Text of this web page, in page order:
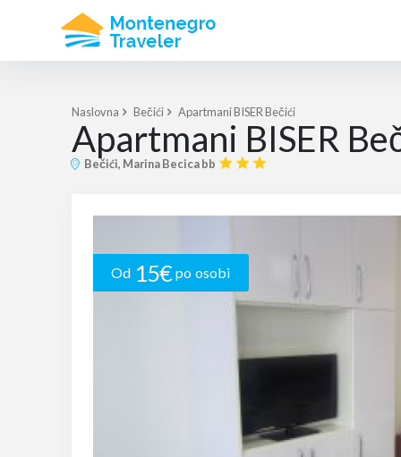
Naslovna Bečići Apartmani BISER Bečići
Apartmani BISER
Bečići, Marina Becica bb
Od 15€ po osobi